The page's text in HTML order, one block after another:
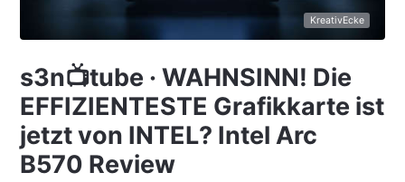
KreativEcke
s3n📺tube · WAHNSINN! Die
EFFIZIENTESTE Grafikkarte ist
jetzt von INTEL? Intel Arc
B570 Review